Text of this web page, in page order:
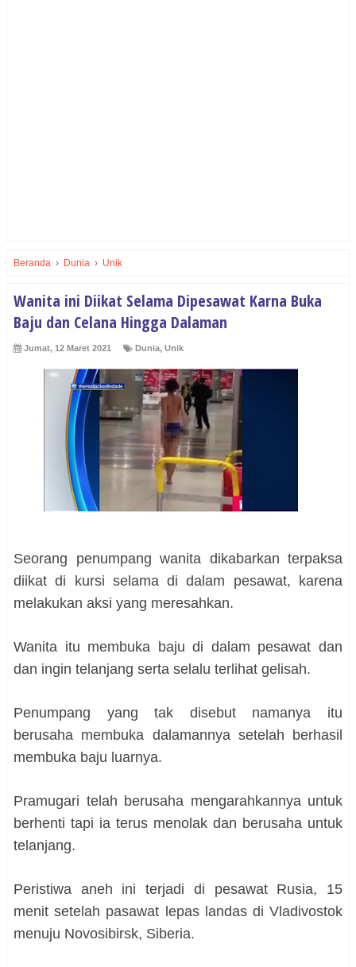
Beranda › Dunia › Unik
Wanita ini Diikat Selama Dipesawat Karna Buka
Baju dan Celana Hingga Dalaman
Jumat, 12 Maret 2021 Dunia, Unik
Seorang penumpang wanita dikabarkan terpaksa
diikat di kursi selama di dalam pesawat, karena
melakukan aksi yang meresahkan.
Wanita itu membuka baju di dalam pesawat dan
dan ingin telanjang serta selalu terlihat gelisah.
Penumpang yang tak disebut namanya itu
berusaha membuka dalamannya setelah berhasil
membuka baju luarnya.
Pramugari telah berusaha mengarahkannya untuk
berhenti tapi ia terus menolak dan berusaha untuk
telanjang.
Peristiwa aneh ini terjadi di pesawat Rusia, 15
menit setelah pasawat lepas landas di Vladivostok
menuju Novosibirsk, Siberia.